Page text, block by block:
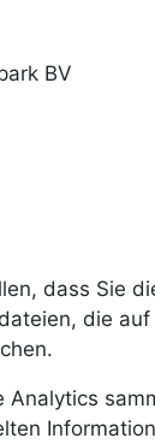
BV
dass Sie
die